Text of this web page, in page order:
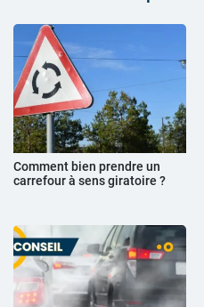
Comment bien prendre un
carrefour à sens giratoire ?